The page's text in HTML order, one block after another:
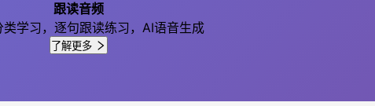
跟读音频
类学习，逐句跟读练习，AI语音生成
了解更多